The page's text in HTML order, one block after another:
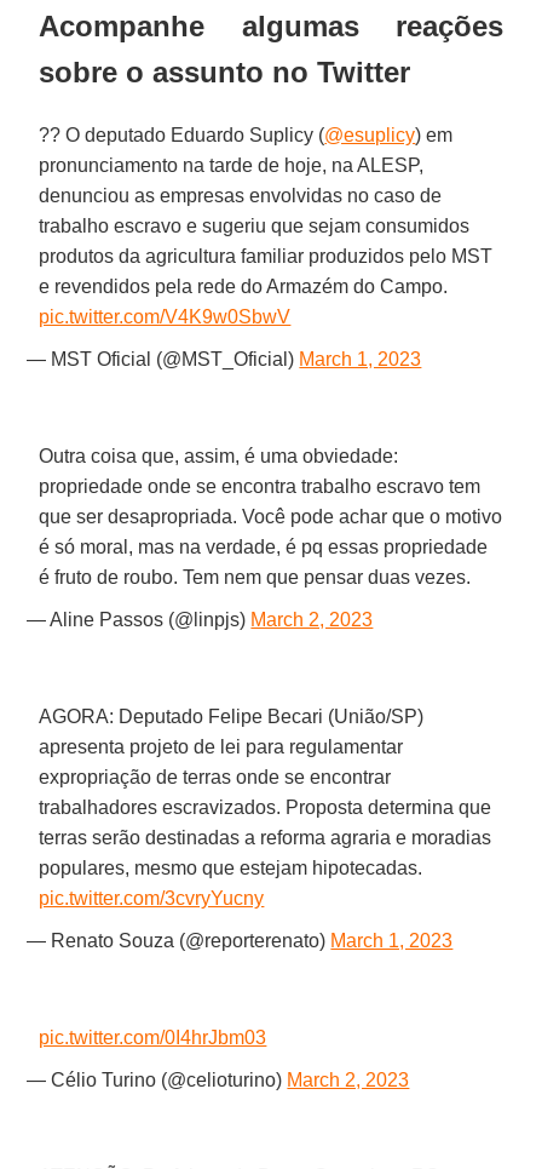
Acompanhe algumas reações
sobre o assunto no Twitter
?? O deputado Eduardo Suplicy (@esuplicy) em
pronunciamento na tarde de hoje, na ALESP,
denunciou as empresas envolvidas no caso de
trabalho escravo e sugeriu que sejam consumidos
produtos da agricultura familiar produzidos pelo MST
e revendidos pela rede do Armazém do Campo.
pic.twitter.com/V4K9w0SbwV
— MST Oficial (@MST_Oficial) March 1, 2023
Outra coisa que, assim, é uma obviedade:
propriedade onde se encontra trabalho escravo tem
que ser desapropriada. Você pode achar que o motivo
é só moral, mas na verdade, é pq essas propriedade
é fruto de roubo. Tem nem que pensar duas vezes.
— Aline Passos (@linpjs) March 2, 2023
AGORA: Deputado Felipe Becari (União/SP)
apresenta projeto de lei para regulamentar
expropriação de terras onde se encontrar
trabalhadores escravizados. Proposta determina que
terras serão destinadas a reforma agraria e moradias
populares, mesmo que estejam hipotecadas.
pic.twitter.com/3cvryYucny
— Renato Souza (@reporterenato) March 1, 2023
pic.twitter.com/0I4hrJbm03
— Célio Turino (@celioturino) March 2, 2023